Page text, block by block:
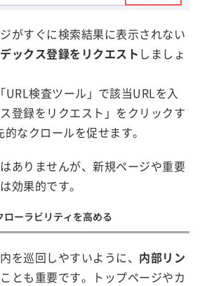
がすぐに検索結果に表示されない
ックス登録をリクエスト しましょ
検査ツール」で該当URLを入
登録をリクエスト」をクリックす
なクロールを促せます。
ありませんが、新規ページや重要
効果的です。
ーラビリティを高める
を巡回しやすいように、 内部リン
ことも重要です。トップページやカ